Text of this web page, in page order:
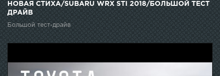
НОВАЯ СТИХА/SUBARU WRX STI 2018/БОЛЬШОЙ ТЕСТ
ДРАЙВ
Большой тест-драйв